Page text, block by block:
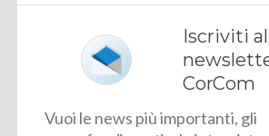
Iscriviti
CorCom
Vuoi le news più importanti, gli